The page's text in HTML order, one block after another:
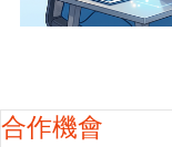
合作機會